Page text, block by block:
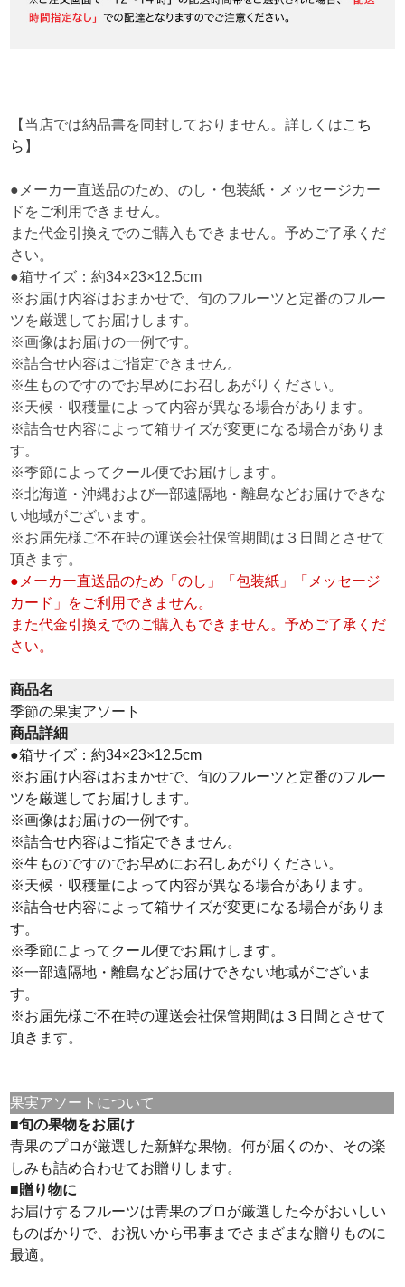
【当店では納品書を同封しておりません。詳しくはこち
ら 】
●メーカー直送品のため、のし・包装紙・メッセージカー
ドをご利用できません。
また代金引換えでのご購入もできません。予めご了承くだ
さい。
●箱サイズ：約34×23×12.5cm
※お届け内容はおまかせで、旬のフルーツと定番のフルー
ツを厳選してお届けします。
※画像はお届けの一例です。
※詰合せ内容はご指定できません。
※生ものですのでお早めにお召しあがりください。
※天候・収穫量によって内容が異なる場合があります。
※詰合せ内容によって箱サイズが変更になる場合がありま
す。
※季節によってクール便でお届けします。
※北海道・沖縄および一部遠隔地・離島などお届けできな
い地域がございます。
※お届先様ご不在時の運送会社保管期間は３日間とさせて
頂きます。
●メーカー直送品のため「のし」「包装紙」「メッセージ
カード」をご利用できません。
また代金引換えでのご購入もできません。予めご了承くだ
さい。
商品名
季節の果実アソート
商品詳細
●箱サイズ：約34×23×12.5cm
※お届け内容はおまかせで、旬のフルーツと定番のフルー
ツを厳選してお届けします。
※画像はお届けの一例です。
※詰合せ内容はご指定できません。
※生ものですのでお早めにお召しあがりください。
※天候・収穫量によって内容が異なる場合があります。
※詰合せ内容によって箱サイズが変更になる場合がありま
す。
※季節によってクール便でお届けします。
※一部遠隔地・離島などお届けできない地域がございま
す。
※お届先様ご不在時の運送会社保管期間は３日間とさせて
頂きます。
果実アソートについて
■旬の果物をお届け
青果のプロが厳選した新鮮な果物。何が届くのか、その楽
しみも詰め合わせてお贈りします。
■贈り物に
お届けするフルーツは青果のプロが厳選した今がおいしい
ものばかりで、お祝いから弔事までさまざまな贈りものに
最適。